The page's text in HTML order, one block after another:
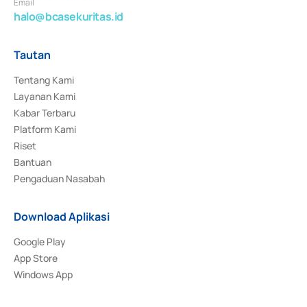
halo@bcasekuritas.id
Tautan
Tentang Kami
Layanan Kami
Kabar Terbaru
Platform Kami
Riset
Bantuan
Pengaduan Nasabah
Download Aplikasi
Google Play
App Store
Windows App